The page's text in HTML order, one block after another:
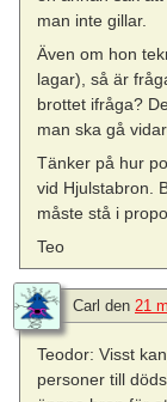
man inte gillar.
Även om hon
lagar), så är
brottet ifråga?
man ska gå
Tänker på hur
vid Hjulstabron.
måste stå i
Teo
Carl den 21
Teodor: Visst
personer till